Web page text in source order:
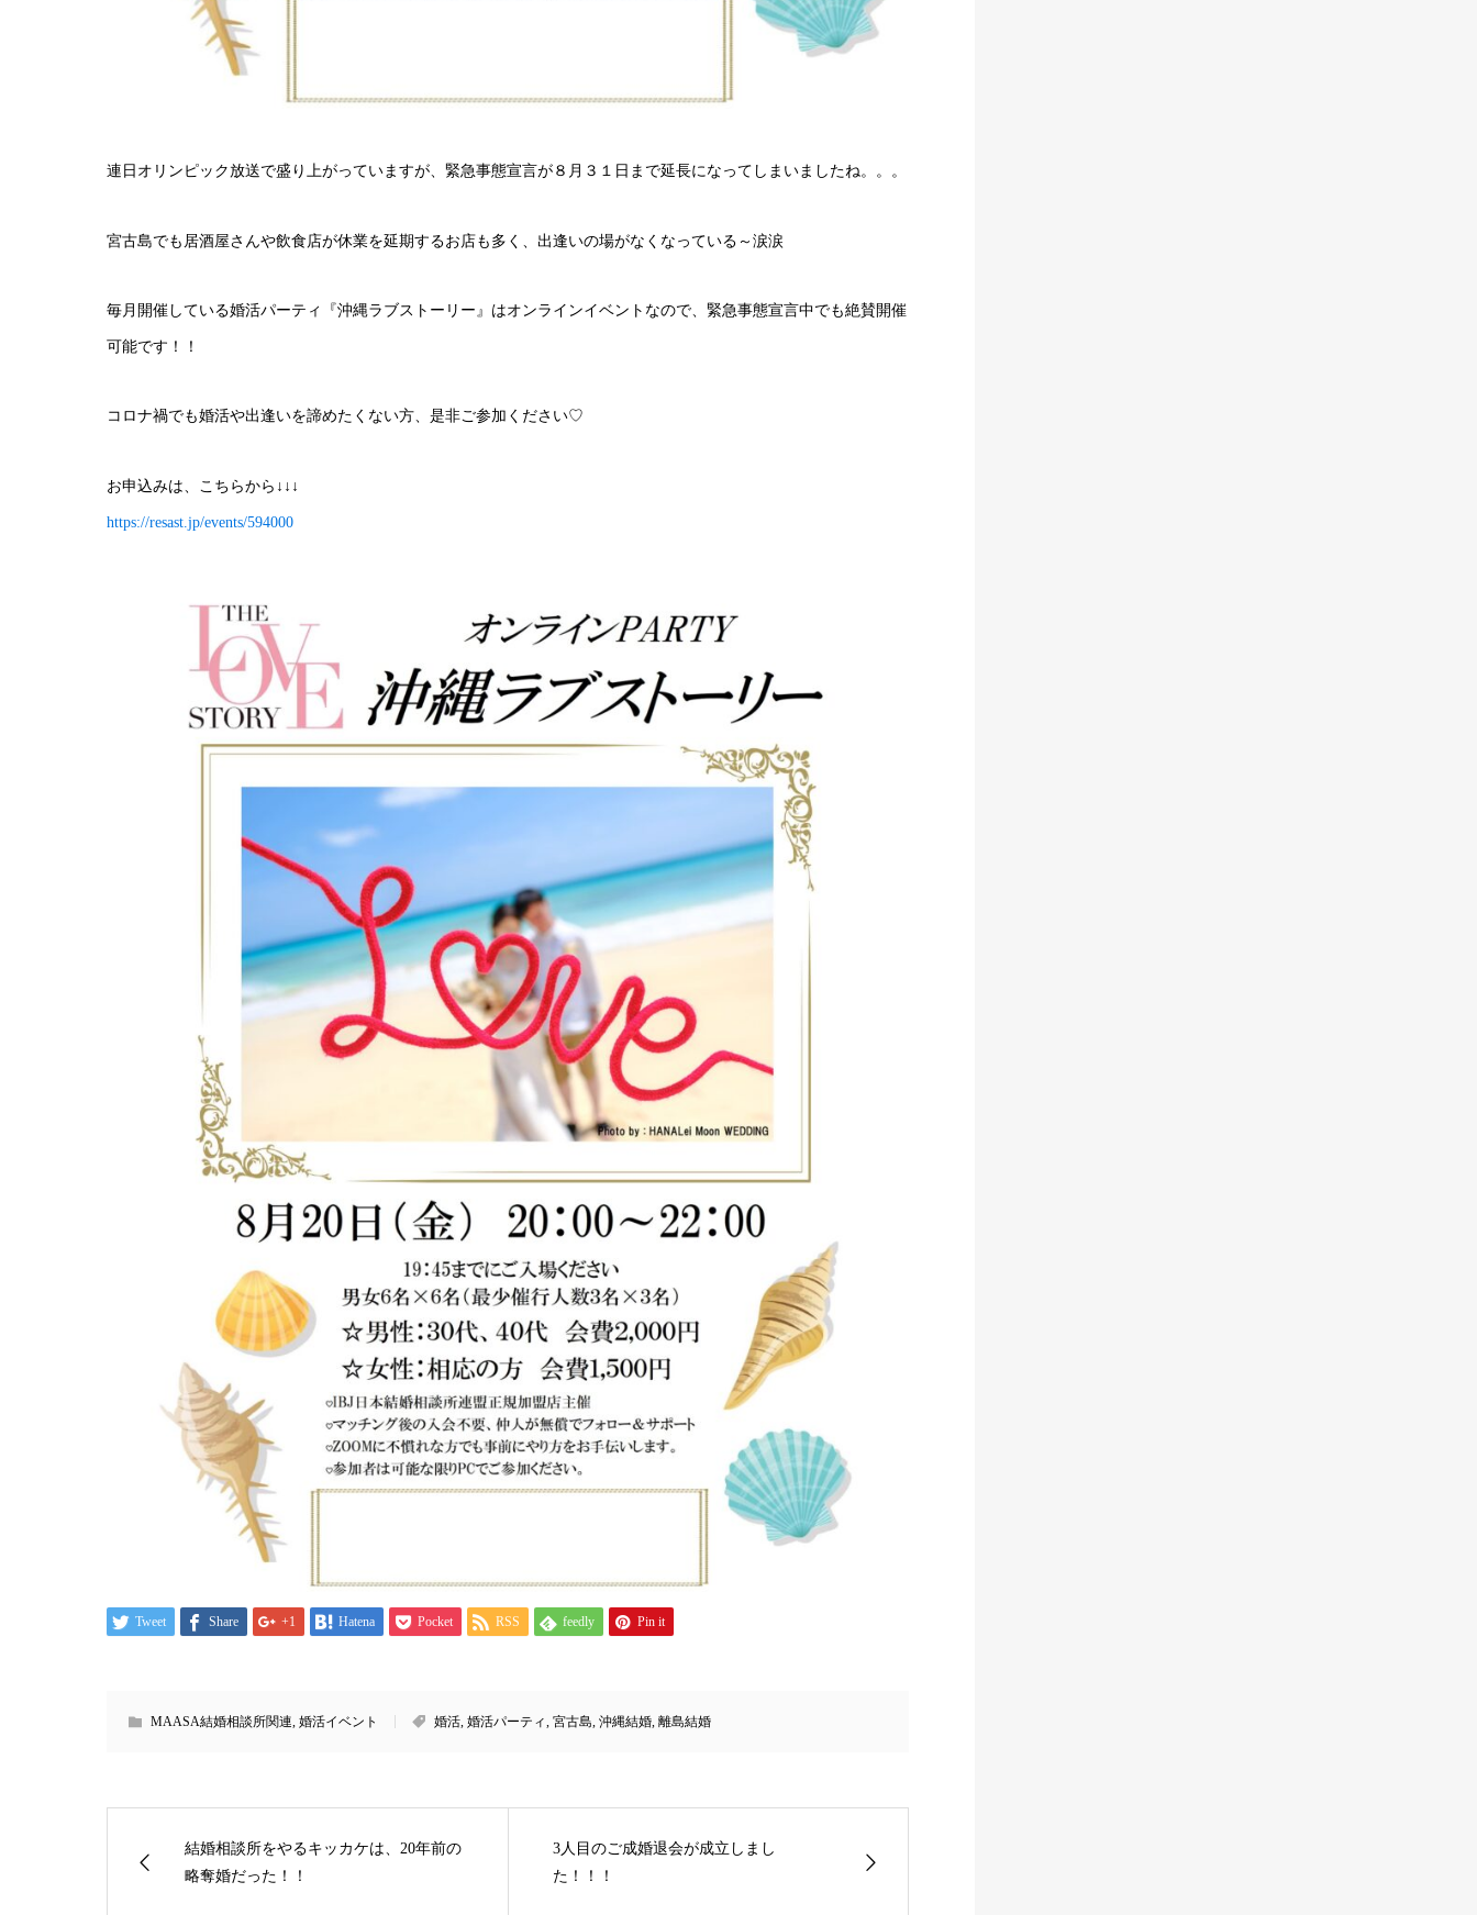
連日オリンピック放送で盛り上がっていますが、緊急事態宣言が８月３１日まで延長になってしまいましたね。。。
宮古島でも居酒屋さんや飲食店が休業を延期するお店も多く、出逢いの場がなくなっている～涙涙
毎月開催している婚活パーティ『沖縄ラブストーリー』はオンラインイベントなので、緊急事態宣言中でも絶賛開催
可能です！！
コロナ禍でも婚活や出逢いを諦めたくない方、是非ご参加ください♡
お申込みは、こちらから↓↓↓
https://resast.jp/events/594000
Tweet Share +1 Hatena Pocket RSS feedly Pin it
MAASA結婚相談所関連, 婚活イベント 婚活, 婚活パーティ, 宮古島, 沖縄結婚, 離島結婚
結婚相談所をやるキッカケは、20年前の
略奪婚だった！！
3人目のご成婚退会が成立しまし
た！！！